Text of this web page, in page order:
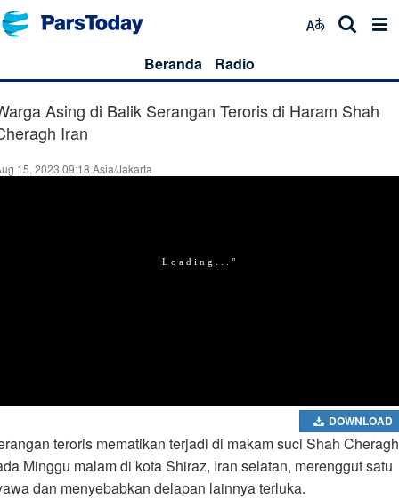
Beranda Radio
Asing di Balik Serangan Teroris di Haram Shah
Iran
15, 2023 09:18 Asia/Jakarta
DOWNLOAD
teroris mematikan terjadi di makam suci Shah Cheragh
Minggu malam di kota Shiraz, Iran selatan, merenggut satu
dan menyebabkan delapan lainnya terluka.